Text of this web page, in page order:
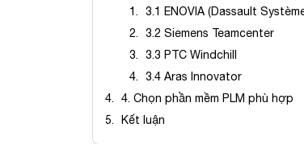
3.1 ENOVIA (Dassault
3.2 Siemens Teamcenter
3.3 PTC Windchill
3.4 Aras Innovator
4. Chọn phần mềm PLM phù hợp
Kết luận